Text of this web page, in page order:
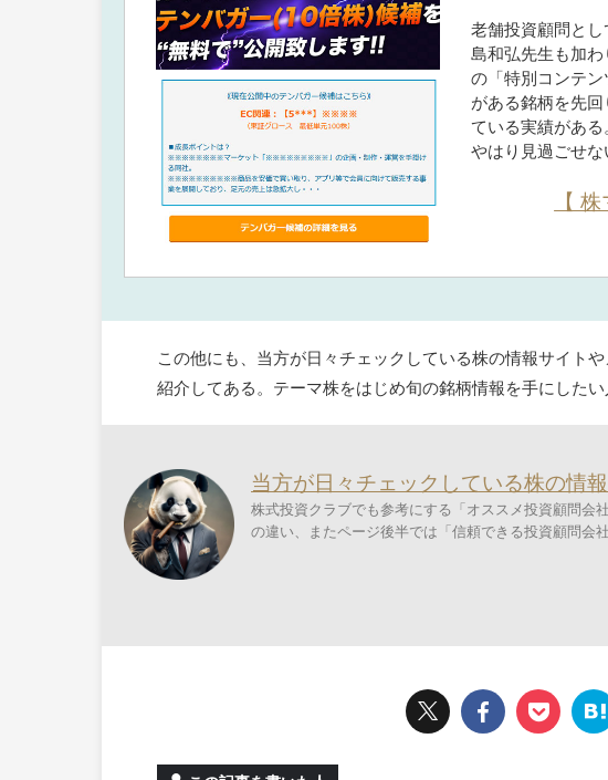
老舗投資顧問と
島和弘先生も加
の「特別コンテ
がある銘柄を先
ている実績があ
やはり見過ごせな
【
この他にも、当方が日々チェックしている株の情報サイト
紹介してある。テーマ株をはじめ旬の銘柄情報を手にしたい
当方が日々チェックしている株の情
株式投資クラブでも参考にする「オススメ投資顧問会
の違い、またページ後半では「信頼できる投資顧問会